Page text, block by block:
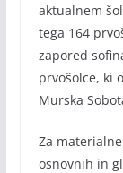
aktualnem
tega 164
zapored
prvošolce, ki
Murska
Za
osnovnih in